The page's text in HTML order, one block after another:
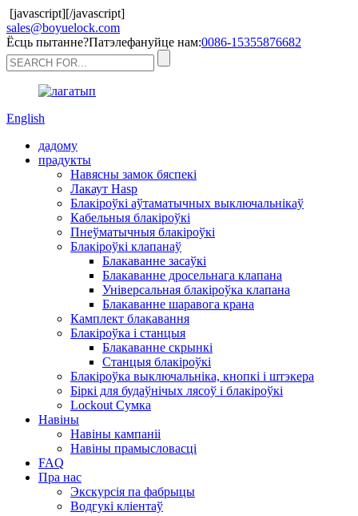
[javascript][/javascript]
sales@boyuelock.com
Ёсць пытанне?Патэлефануйце нам:0086-15355876682
English
дадому
прадукты
Навясны замок бяспекі
Лакаут Hasp
Блакіроўкі аўтаматычных выключальнікаў
Кабельныя блакіроўкі
Пнеўматычныя блакіроўкі
Блакіроўкі клапанаў
Блакаванне засаўкі
Блакаванне дросельнага клапана
Універсальная блакіроўка клапана
Блакаванне шаравога крана
Камплект блакавання
Блакіроўка і станцыя
Блакаванне скрынкі
Станцыя блакіроўкі
Блакіроўка выключальніка, кнопкі і штэкера
Біркі для будаўнічых лясоў і блакіроўкі
Lockout Сумка
Навіны
Навіны кампаніі
Навіны прамысловасці
FAQ
Пра нас
Экскурсія па фабрыцы
Водгукі кліентаў